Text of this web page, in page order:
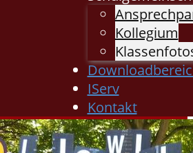
Kollegium
IServ
Kontakt